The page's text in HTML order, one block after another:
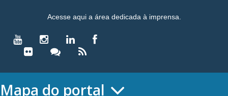
Acesse aqui a área dedicada à imprensa.
Mapa do portal